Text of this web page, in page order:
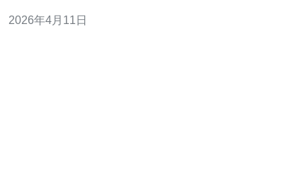
项：供应商名称、机房位置（香港）、产品类型（独立服
2026年4月11日